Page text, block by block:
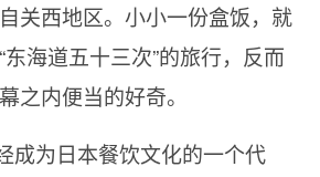
关西地区。小小一份盒饭，就
海道五十三次”的旅行，反而
之内便当的好奇。
成为日本餐饮文化的一个代